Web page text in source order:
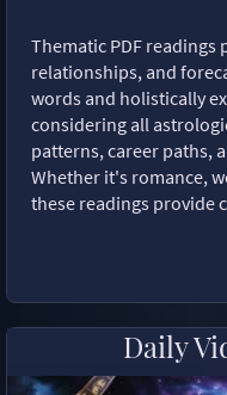
Thematic PDF
relationships, and
words and holistically
considering all
patterns, career paths,
Whether it's romance,
these readings provide
Daily